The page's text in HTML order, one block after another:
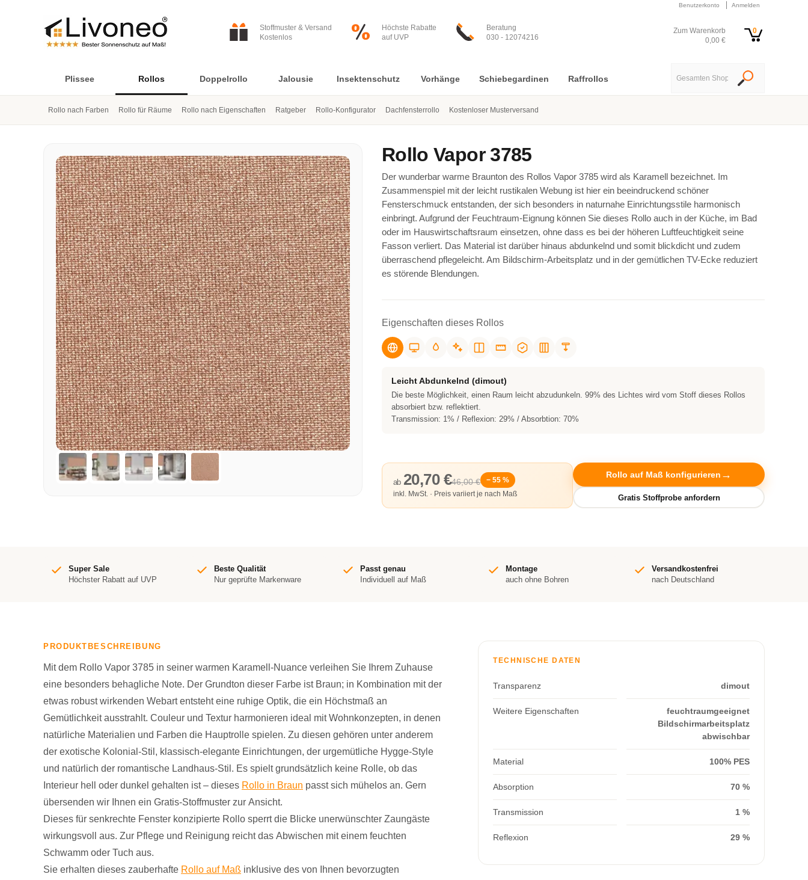
Benutzerkonto Anmelden
Stoffmuster & Versand
Kostenlos
Höchste Rabatte
auf UVP
Beratung
030 - 12074216
Zum Warenkorb
0,00 €
0
Plissee Rollos
Rollo nach Farben Rollo für Räume Rollo nach Eigenschaften Ratgeber Rollo-Konfigurator Dachfensterrollo Kostenloser Musterversand
Doppelrollo Jalousie Insektenschutz Vorhänge Schiebegardinen Raffrollos
RolloVapor 3785
Der wunderbar warme Braunton des Rollos Vapor 3785 wird als Karamell bezeichnet. Im
Zusammenspiel mit der leicht rustikalen Webung ist hier ein beeindruckend schöner
Fensterschmuck entstanden, der sich besonders in naturnahe Einrichtungsstile harmonisch
einbringt. Aufgrund der Feuchtraum-Eignung können Sie dieses Rollo auch in der Küche, im Bad
oder im Hauswirtschaftsraum einsetzen, ohne dass es bei der höheren Luftfeuchtigkeit seine
Fasson verliert. Das Material ist darüber hinaus abdunkelnd und somit blickdicht und zudem
überraschend pflegeleicht. Am Bildschirm-Arbeitsplatz und in der gemütlichen TV-Ecke reduziert
es störende Blendungen.
Eigenschaften dieses Rollos
Leicht Abdunkelnd (dimout)
Die beste Möglichkeit, einen Raum leicht abzudunkeln. 99% des Lichtes wird vom Stoff dieses Rollos
absorbiert bzw. reflektiert.
Transmission: 1% / Reflexion: 29% / Absorbtion: 70%
46,00 €
ab 20,70 €
− 55 %
inkl. MwSt. · Preis variiert je nach Maß
Rollo auf Maß konfigurieren
Super Sale
Höchster Rabatt auf UVP
Beste Qualität
Nur geprüfte Markenware
Passt genau
Individuell auf Maß
Montage
auch ohne Bohren
Versandkostenfrei
nach Deutschland
PRODUKTBESCHREIBUNG
Mit dem Rollo Vapor 3785 in seiner warmen Karamell-Nuance verleihen Sie Ihrem Zuhause
eine besonders behagliche Note. Der Grundton dieser Farbe ist Braun; in Kombination mit der
etwas robust wirkenden Webart entsteht eine ruhige Optik, die ein Höchstmaß an
Gemütlichkeit ausstrahlt. Couleur und Textur harmonieren ideal mit Wohnkonzepten, in denen
natürliche Materialien und Farben die Hauptrolle spielen. Zu diesen gehören unter anderem
der exotische Kolonial-Stil, klassisch-elegante Einrichtungen, der urgemütliche Hygge-Style
und natürlich der romantische Landhaus-Stil. Es spielt grundsätzlich keine Rolle, ob das
Interieur hell oder dunkel gehalten ist – dieses Rollo in Braun passt sich mühelos an. Gern
übersenden wir Ihnen ein Gratis-Stoffmuster zur Ansicht.
Dieses für senkrechte Fenster konzipierte Rollo sperrt die Blicke unerwünschter Zaungäste
wirkungsvoll aus. Zur Pflege und Reinigung reicht das Abwischen mit einem feuchten
Schwamm oder Tuch aus.
Sie erhalten dieses zauberhafte Rollo auf Maß inklusive des von Ihnen bevorzugten
TECHNISCHE DATEN
Transparenz dimout
Weitere Eigenschaften
feuchtraumgeeignet
Bildschirmarbeitsplatz
abwischbar
Material 100% PES
Absorption 70 %
Transmission 1 %
Reflexion 29 %